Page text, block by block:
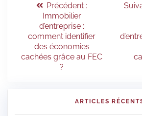
Précédent :
Immobilier
d’entreprise :
comment identifier
des économies
cachées grâce au FEC
?
ARTICLES